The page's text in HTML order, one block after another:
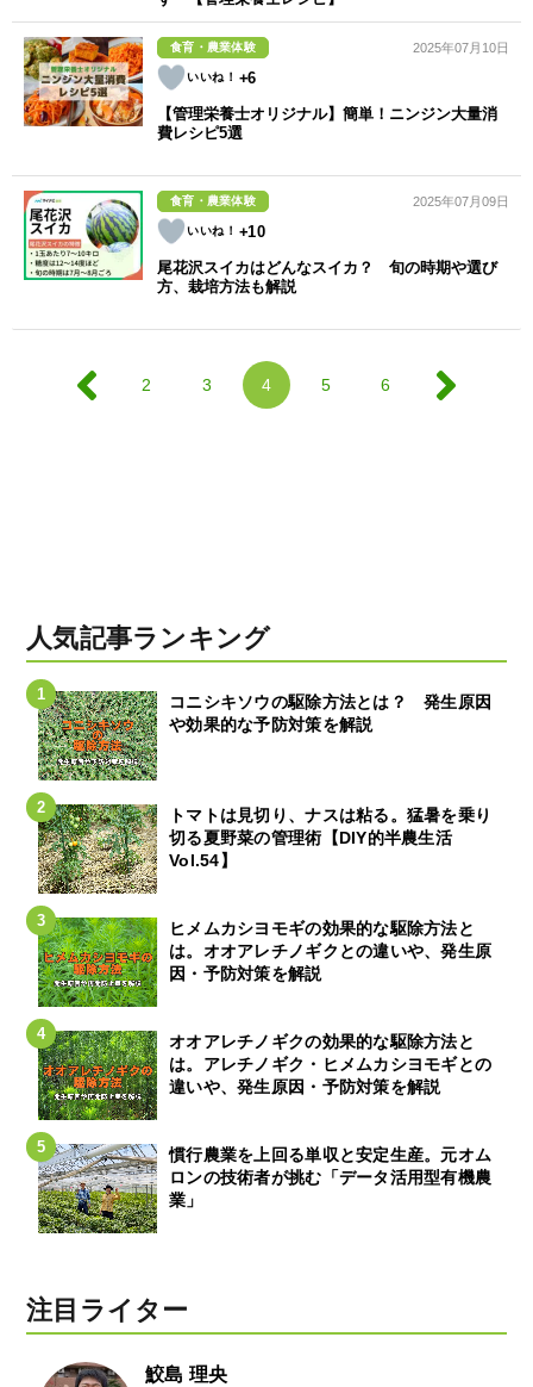
食育・農業体験
+6
2025年07月10日
【管理栄養士オリジナル】簡単！ニンジン大量消
費レシピ5選
食育・農業体験
+10
2025年07月09日
尾花沢スイカはどんなスイカ？ 旬の時期や選び
方、栽培方法も解説
2 3 4 5 6
人気記事ランキング
コニシキソウの駆除方法とは？ 発生原因
や効果的な予防対策を解説
トマトは見切り、ナスは粘る。猛暑を乗り
切る夏野菜の管理術【DIY的半農生活
Vol.54】
ヒメムカシヨモギの効果的な駆除方法と
は。オオアレチノギクとの違いや、発生原
因・予防対策を解説
オオアレチノギクの効果的な駆除方法と
は。アレチノギク・ヒメムカシヨモギとの
違いや、発生原因・予防対策を解説
慣行農業を上回る単収と安定生産。元オム
ロンの技術者が挑む「データ活用型有機農
業」
注目ライター
鮫島 理央